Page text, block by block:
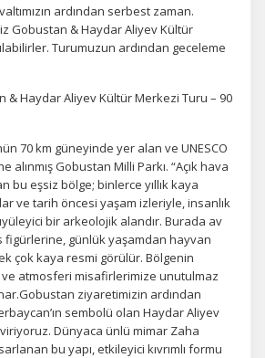
belirleyin.
KVKK bilgilendirmemizi çerez kullanım ve
ve temel site işlevleri için
olmadan site düzgün çalışmaz ve
nasıl kullandığını anonim olarak
popüler olduğunu ve
zorluk yaşadığını anlamamıza
ardından serbest zaman.
Gobustan & Haydar Aliyev Kültür
Turumuzun ardından geceleme
& Haydar Aliyev Kültür Merkezi Turu – 90
70 km güneyinde yer alan ve UNESCO
alınmış Gobustan Milli Parkı. “Açık hava
bu eşsiz bölge; binlerce yıllık kaya
ve tarih öncesi yaşam izleriyle, insanlık
bir arkeolojik alandır. Burada av
günlük yaşamdan hayvan
çok kaya resmi görülür. Bölgenin
atmosferi misafirlerimize unutulmaz
ziyaretimizin ardından
sembolü olan Haydar Aliyev
Dünyaca ünlü mimar Zaha
bu yapı, etkileyici kıvrımlı formu